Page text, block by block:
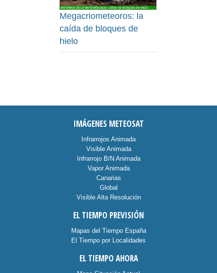
Megacriometeoros: la
caída de bloques de
hielo
IMÁGENES METEOSAT
Infrarrojos Animada
Visible Animada
Infrarrojo B/N Animada
Vapor Animada
Canarias
Global
Visible Alta Resolución
EL TIEMPO PREVISIÓN
Mapas del Tiempo España
El Tiempo por Localidades
EL TIEMPO AHORA